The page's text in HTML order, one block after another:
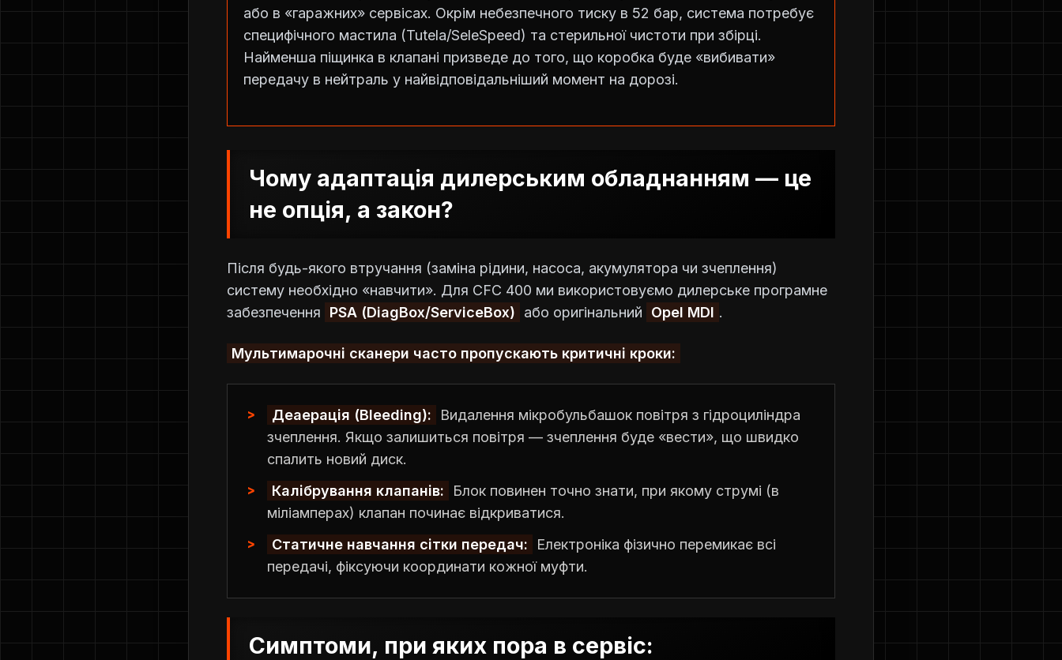
або в «гаражних» сервісах. Окрім небезпечного тиску в 52 бар, система потребує
специфічного мастила (Tutela/SeleSpeed) та стерильної чистоти при збірці.
Найменша піщинка в клапані призведе до того, що коробка буде «вибивати»
передачу в нейтраль у найвідповідальніший момент на дорозі.
Чому адаптація дилерським обладнанням — це
не опція, а закон?
Після будь-якого втручання (заміна рідини, насоса, акумулятора чи зчеплення)
систему необхідно «навчити». Для CFC 400 ми використовуємо дилерське програмне
забезпечення
PSA (DiagBox/ServiceBox) або оригінальний Opel MDI .
Мультимарочні сканери часто пропускають критичні кроки:
Деаерація (Bleeding):
Видалення мікробульбашок повітря з гідроциліндра
зчеплення. Якщо залишиться повітря — зчеплення буде «вести», що швидко
спалить новий диск.
Калібрування клапанів:
Блок повинен точно знати, при якому струмі (в
міліамперах) клапан починає відкриватися.
Статичне навчання сітки передач:
Електроніка фізично перемикає всі
передачі, фіксуючи координати кожної муфти.
Симптоми, при яких пора в сервіс: